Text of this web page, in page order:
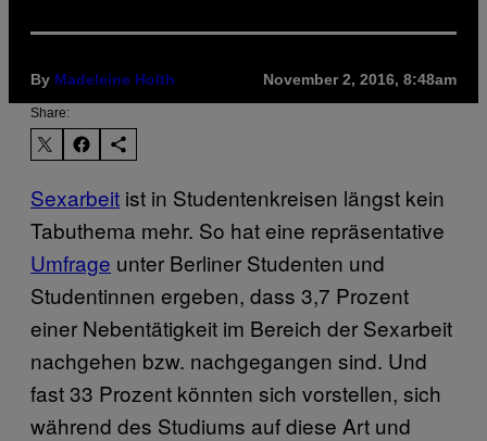
By Madeleine Holth November 2, 2016, 8:48am
Share:
Sexarbeit ist in Studentenkreisen längst kein
Tabuthema mehr. So hat eine repräsentative
Umfrage unter Berliner Studenten und
Studentinnen ergeben, dass 3,7 Prozent
einer Nebentätigkeit im Bereich der Sexarbeit
nachgehen bzw. nachgegangen sind. Und
fast 33 Prozent könnten sich vorstellen, sich
während des Studiums auf diese Art und